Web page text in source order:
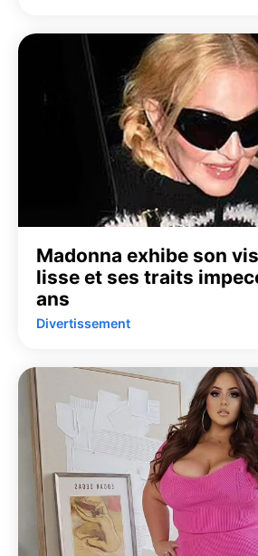
Madonna exhibe son
lisse et ses traits
ans
Divertissement